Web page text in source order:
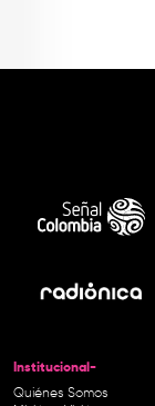
Institucional-
Quiénes Somos